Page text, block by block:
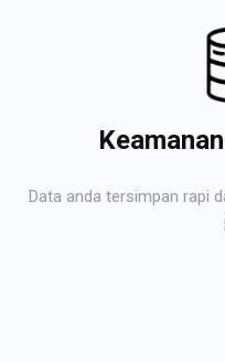
Data anda tersimpan rapi